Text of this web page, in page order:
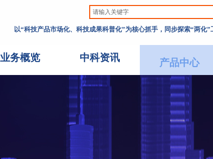
以“科技产品市场化、科技成果科普化”为核心抓手，同步探索“两化
业务概览 中科资讯 产品中心